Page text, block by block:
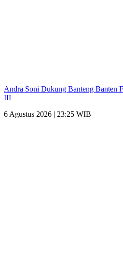
Andra Soni Dukung Banteng Banten
III
6 Agustus 2026 | 23:25 WIB